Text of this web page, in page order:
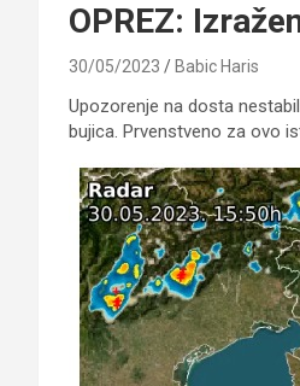
OPREZ:
30/05/2023 Babic Haris
Upozorenje na dosta
bujica. Prvenstveno za ovo